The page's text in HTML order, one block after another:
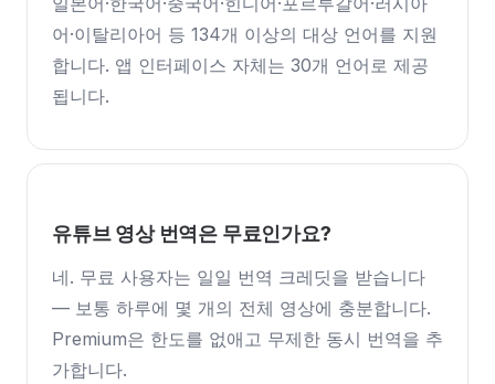
어·이탈리아어 등 134개 이상의 대상 언어를 지원
합니다. 앱 인터페이스 자체는 30개 언어로 제공
됩니다.
유튜브 영상 번역은 무료인가요?
네. 무료 사용자는 일일 번역 크레딧을 받습니다
— 보통 하루에 몇 개의 전체 영상에 충분합니다.
Premium은 한도를 없애고 무제한 동시 번역을 추
가합니다.